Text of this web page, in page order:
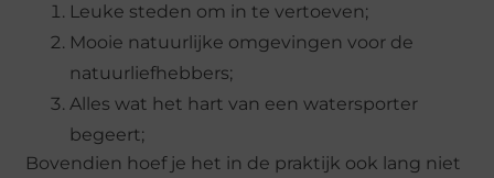
Leuke steden om in te vertoeven;
Mooie natuurlijke omgevingen voor de
natuurliefhebbers;
Alles wat het hart van een watersporter
begeert;
Bovendien hoef je het in de praktijk ook lang niet